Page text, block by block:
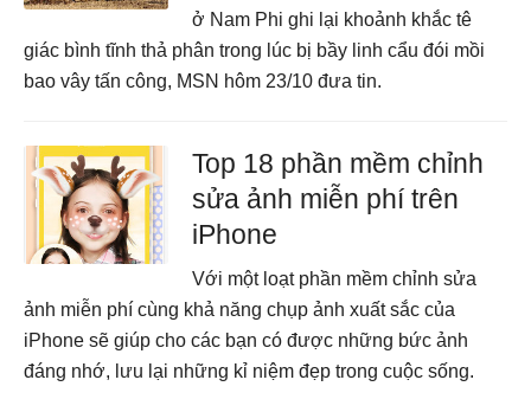
ở Nam Phi ghi lại khoảnh khắc tê
giác bình tĩnh thả phân trong lúc bị bầy linh cẩu đói mồi
bao vây tấn công, MSN hôm 23/10 đưa tin.
Top 18 phần mềm chỉnh
sửa ảnh miễn phí trên
iPhone
Với một loạt phần mềm chỉnh sửa
ảnh miễn phí cùng khả năng chụp ảnh xuất sắc của
iPhone sẽ giúp cho các bạn có được những bức ảnh
đáng nhớ, lưu lại những kỉ niệm đẹp trong cuộc sống.